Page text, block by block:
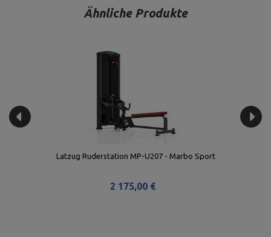
Ähnliche Produkte
Latzug Ruderstation MP-U207 - Marbo Sport
2 175,00 €